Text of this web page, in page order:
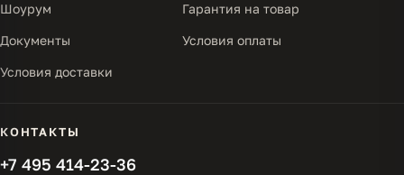
Шоурум Гарантия на товар
Документы Условия оплаты
Условия доставки
КОНТАКТЫ
+7 495 414-23-36